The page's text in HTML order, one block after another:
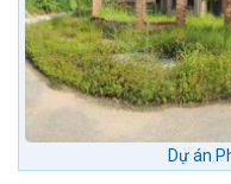
Dự án